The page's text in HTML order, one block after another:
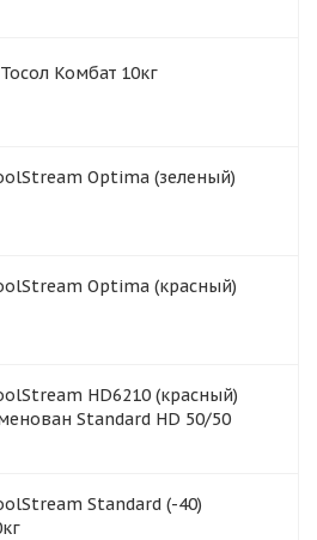
Тосол Комбат 10кг
Optima (зеленый)
Optima (красный)
HD6210 (красный)
Standard HD 50/50
Standard (-40)